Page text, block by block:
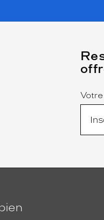
Name
(Ce
champ
est